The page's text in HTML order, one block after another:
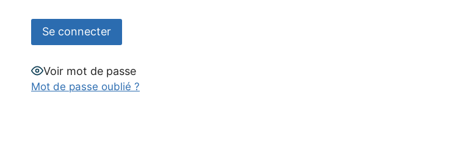
Voir mot de passe
Mot de passe oublié ?